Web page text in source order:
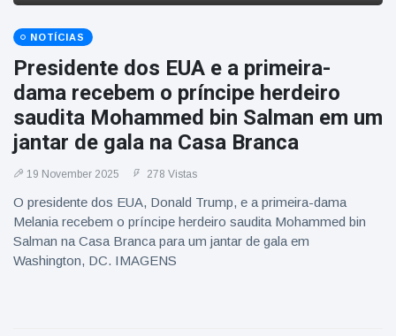
NOTÍCIAS
Presidente dos EUA e a primeira-
dama recebem o príncipe herdeiro
saudita Mohammed bin Salman em um
jantar de gala na Casa Branca
19 November 2025 278 Vistas
O presidente dos EUA, Donald Trump, e a primeira-dama
Melania recebem o príncipe herdeiro saudita Mohammed bin
Salman na Casa Branca para um jantar de gala em
Washington, DC. IMAGENS